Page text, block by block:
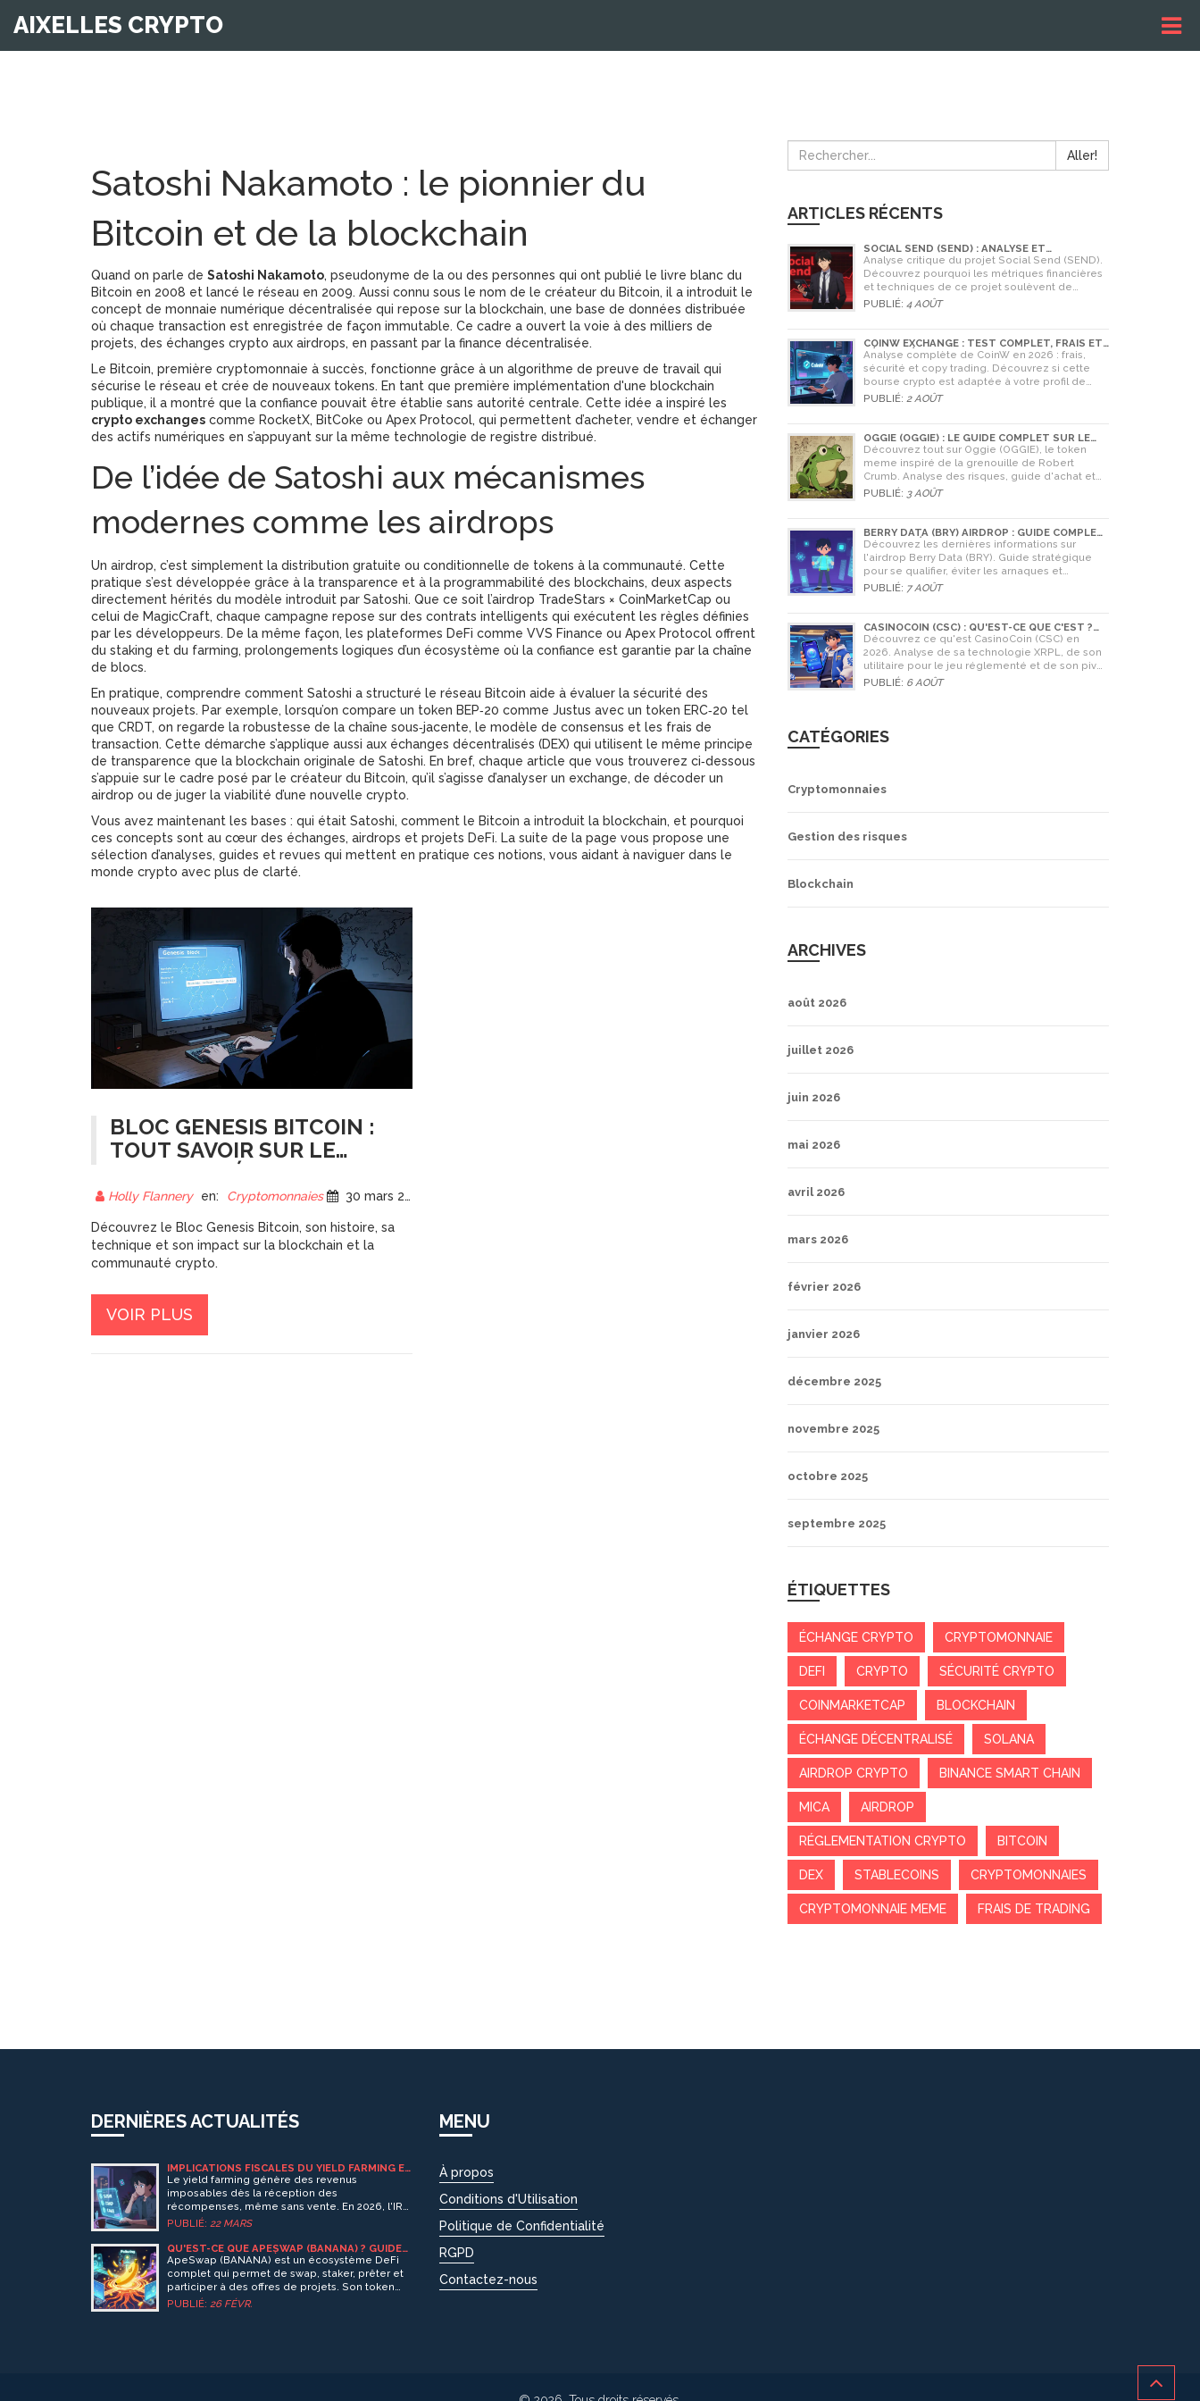
AIXELLES CRYPTO
Satoshi Nakamoto : le pionnier du
Bitcoin et de la blockchain
Quand on parle de Satoshi Nakamoto, pseudonyme de la ou des personnes qui ont publié le livre blanc du
Bitcoin en 2008 et lancé le réseau en 2009. Aussi connu sous le nom de le créateur du Bitcoin, il a introduit le
concept de monnaie numérique décentralisée qui repose sur la blockchain, une base de données distribuée
où chaque transaction est enregistrée de façon immutable. Ce cadre a ouvert la voie à des milliers de
projets, des échanges crypto aux airdrops, en passant par la finance décentralisée.
Le Bitcoin, première cryptomonnaie à succès, fonctionne grâce à un algorithme de preuve de travail qui
sécurise le réseau et crée de nouveaux tokens. En tant que première implémentation d'une blockchain
publique, il a montré que la confiance pouvait être établie sans autorité centrale. Cette idée a inspiré les
crypto exchanges comme RocketX, BitCoke ou Apex Protocol, qui permettent d’acheter, vendre et échanger
des actifs numériques en s’appuyant sur la même technologie de registre distribué.
De l’idée de Satoshi aux mécanismes
modernes comme les airdrops
Un airdrop, c’est simplement la distribution gratuite ou conditionnelle de tokens à la communauté. Cette
pratique s’est développée grâce à la transparence et à la programmabilité des blockchains, deux aspects
directement hérités du modèle introduit par Satoshi. Que ce soit l’airdrop TradeStars × CoinMarketCap ou
celui de MagicCraft, chaque campagne repose sur des contrats intelligents qui exécutent les règles définies
par les développeurs. De la même façon, les plateformes DeFi comme VVS Finance ou Apex Protocol offrent
du staking et du farming, prolongements logiques d’un écosystème où la confiance est garantie par la chaîne
de blocs.
En pratique, comprendre comment Satoshi a structuré le réseau Bitcoin aide à évaluer la sécurité des
nouveaux projets. Par exemple, lorsqu’on compare un token BEP‑20 comme Justus avec un token ERC‑20 tel
que CRDT, on regarde la robustesse de la chaîne sous‑jacente, le modèle de consensus et les frais de
transaction. Cette démarche s’applique aussi aux échanges décentralisés (DEX) qui utilisent le même principe
de transparence que la blockchain originale de Satoshi. En bref, chaque article que vous trouverez ci‑dessous
s’appuie sur le cadre posé par le créateur du Bitcoin, qu’il s’agisse d’analyser un exchange, de décoder un
airdrop ou de juger la viabilité d’une nouvelle crypto.
Vous avez maintenant les bases : qui était Satoshi, comment le Bitcoin a introduit la blockchain, et pourquoi
ces concepts sont au cœur des échanges, airdrops et projets DeFi. La suite de la page vous propose une
sélection d’analyses, guides et revues qui mettent en pratique ces notions, vous aidant à naviguer dans le
monde crypto avec plus de clarté.
BLOC GENESIS BITCOIN :
TOUT SAVOIR SUR LE
POINT DE DÉPART DE LA
BLOCKCHAIN
Holly Flannery en: Cryptomonnaies 30 mars 2025
Découvrez le Bloc Genesis Bitcoin, son histoire, sa
technique et son impact sur la blockchain et la
communauté crypto.
VOIR PLUS
Aller!
ARTICLES RÉCENTS
SOCIAL SEND (SEND) : ANALYSE ET
AVERTISSEMENTS CRITIQUES POUR 2026
Analyse critique du projet Social Send (SEND).
Découvrez pourquoi les métriques financières
et techniques de ce projet soulèvent de
graves doutes quant à sa légitimité en 2026.
PUBLIÉ: 4 AOÛT
COINW EXCHANGE : TEST COMPLET, FRAIS ET
SÉCURITÉ EN 2026
Analyse complète de CoinW en 2026 : frais,
sécurité et copy trading. Découvrez si cette
bourse crypto est adaptée à votre profil de
trader.
PUBLIÉ: 2 AOÛT
OGGIE (OGGIE) : LE GUIDE COMPLET SUR LE
TOKEN MEME DE LA GRENOUILLE
Découvrez tout sur Oggie (OGGIE), le token
meme inspiré de la grenouille de Robert
Crumb. Analyse des risques, guide d'achat et
comparaison avec Pepe.
PUBLIÉ: 3 AOÛT
BERRY DATA (BRY) AIRDROP : GUIDE COMPLET
ET STRATÉGIES POUR NE RIEN RATER
Découvrez les dernières informations sur
l'airdrop Berry Data (BRY). Guide stratégique
pour se qualifier, éviter les arnaques et
comprendre la valeur potentielle du jeton en
PUBLIÉ: 7 AOÛT
CASINOCOIN (CSC) : QU'EST-CE QUE C'EST ?
GUIDE COMPLET, TOKENOMICS ET AVENIR EN
2026
Découvrez ce qu'est CasinoCoin (CSC) en
2026. Analyse de sa technologie XRPL, de son
utilitaire pour le jeu réglementé et de son pivot
stratégique vers LuckyHash.
PUBLIÉ: 6 AOÛT
CATÉGORIES
Cryptomonnaies
Gestion des risques
Blockchain
ARCHIVES
août 2026
juillet 2026
juin 2026
mai 2026
avril 2026
mars 2026
février 2026
janvier 2026
décembre 2025
novembre 2025
octobre 2025
septembre 2025
ÉTIQUETTES
ÉCHANGE CRYPTO CRYPTOMONNAIE
DEFI CRYPTO SÉCURITÉ CRYPTO
COINMARKETCAP BLOCKCHAIN
ÉCHANGE DÉCENTRALISÉ SOLANA
AIRDROP CRYPTO BINANCE SMART CHAIN
MICA AIRDROP
RÉGLEMENTATION CRYPTO BITCOIN
DEX STABLECOINS CRYPTOMONNAIES
CRYPTOMONNAIE MEME FRAIS DE TRADING
DERNIÈRES ACTUALITÉS
IMPLICATIONS FISCALES DU YIELD FARMING EN
2026
Le yield farming génère des revenus
imposables dès la réception des
récompenses, même sans vente. En 2026, l'IRS
traite chaque token reçu comme un revenu
%. Une bonne tenue de registres et l'utilisation
d'outils spécialisés sont essentiels pour éviter
les pénalités.
PUBLIÉ: 22 MARS
QU'EST-CE QUE APESWAP (BANANA) ? GUIDE
COMPLET SUR LA PIÈCE CRYPTO ET SON
ÉCOSYSTÈME DEFI
ApeSwap (BANANA) est un écosystème DeFi
complet qui permet de swap, staker, prêter et
participer à des offres de projets. Son token
natif, BANANA, alimente toutes les
PUBLIÉ: 26 FÉVR.
MENU
À propos
Conditions d'Utilisation
Politique de Confidentialité
RGPD
Contactez-nous